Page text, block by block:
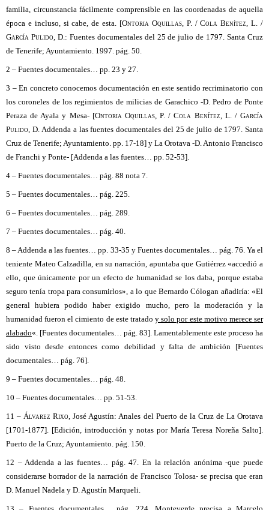
familia, circunstancia fácilmente comprensible en las coordenadas de aquella
época e incluso, si cabe, de esta. [Ontoria Oquillas, P. / Cola Benítez, L. /
García Pulido, D.: Fuentes documentales del 25 de julio de 1797. Santa Cruz
de Tenerife; Ayuntamiento. 1997. pág. 50.
2 – Fuentes documentales… pp. 23 y 27.
3 – En concreto conocemos documentación en este sentido recriminatorio con
los coroneles de los regimientos de milicias de Garachico -D. Pedro de Ponte
Peraza de Ayala y Mesa- [Ontoria Oquillas, P. / Cola Benítez, L. / García
Pulido, D.Addenda a las fuentes documentales del 25 de julio de 1797. Santa
Cruz de Tenerife; Ayuntamiento. pp. 17-18] y La Orotava -D. Antonio Francisco
de Franchi y Ponte- [Addenda a las fuentes… pp. 52-53].
4 – Fuentes documentales… pág. 88 nota 7.
5 – Fuentes documentales… pág. 225.
6 – Fuentes documentales… pág. 289.
7 – Fuentes documentales… pág. 40.
8 – Addenda a las fuentes… pp. 33-35 y Fuentes documentales… pág. 76. Ya el
teniente Mateo Calzadilla, en su narración, apuntaba que Gutiérrez «accedió a
ello, que únicamente por un efecto de humanidad se los daba, porque estaba
seguro tenía tropa para consumirlos», a lo que Bernardo Cólogan añadiría: «El
general hubiera podido haber exigido mucho, pero la moderación y la
humanidad fueron el cimiento de este tratadoy solo por este motivo merece ser
alabado«. [Fuentes documentales… pág. 83]. Lamentablemente este proceso ha
sido visto desde entonces como debilidad y falta de ambición [Fuentes
documentales… pág. 76].
9 – Fuentes documentales… pág. 48.
10 – Fuentes documentales… pp. 51-53.
11 – Álvarez Rixo, José Agustín: Anales del Puerto de la Cruz de La Orotava
[1701-1877]. [Edición, introducción y notas por María Teresa Noreña Salto].
Puerto de la Cruz; Ayuntamiento. pág. 150.
12 – Addenda a las fuentes… pág. 47. En la relación anónima -que puede
considerarse borrador de la narración de Francisco Tolosa- se precisa que eran
D. Manuel Nadela y D. Agustín Marqueli.